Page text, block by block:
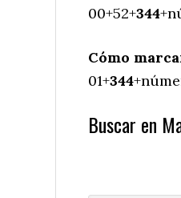
00+52+344
Cómo
01+344
Buscar en